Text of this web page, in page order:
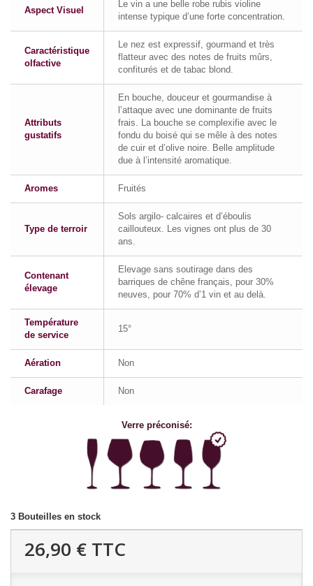
Aspect Visuel
Le vin a une belle robe rubis violine
intense typique d’une forte concentration.
Caractéristique
olfactive
Le nez est expressif, gourmand et très
flatteur avec des notes de fruits mûrs,
confiturés et de tabac blond.
Attributs
gustatifs
En bouche, douceur et gourmandise à
l’attaque avec une dominante de fruits
frais. La bouche se complexifie avec le
fondu du boisé qui se mêle à des notes
de cuir et d’olive noire. Belle amplitude
due à l’intensité aromatique.
Aromes Fruités
Type de terroir
Sols argilo- calcaires et d’éboulis
caillouteux. Les vignes ont plus de 30
ans.
Contenant
élevage
Elevage sans soutirage dans des
barriques de chêne français, pour 30%
neuves, pour 70% d’1 vin et au delà.
Température
de service
15°
Aération Non
Carafage Non
Verre préconisé:
3 Bouteilles en stock
26,90 € TTC